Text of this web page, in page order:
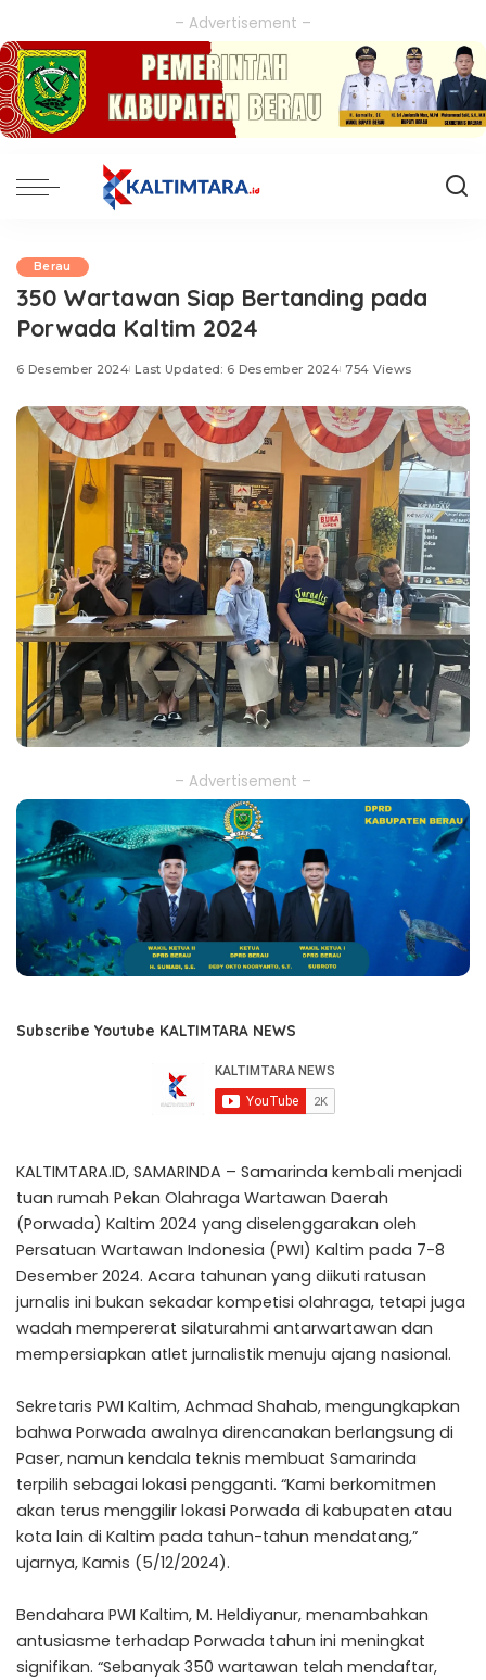
– Advertisement –
Berau
350 Wartawan Siap Bertanding pada
Porwada Kaltim 2024
6 Desember 2024 Last Updated: 6 Desember 2024 754 Views
– Advertisement –
Subscribe Youtube KALTIMTARA NEWS
KALTIMTARA.ID, SAMARINDA – Samarinda kembali menjadi
tuan rumah Pekan Olahraga Wartawan Daerah
(Porwada) Kaltim 2024 yang diselenggarakan oleh
Persatuan Wartawan Indonesia (PWI) Kaltim pada 7-8
Desember 2024. Acara tahunan yang diikuti ratusan
jurnalis ini bukan sekadar kompetisi olahraga, tetapi juga
wadah mempererat silaturahmi antarwartawan dan
mempersiapkan atlet jurnalistik menuju ajang nasional.
Sekretaris PWI Kaltim, Achmad Shahab, mengungkapkan
bahwa Porwada awalnya direncanakan berlangsung di
Paser, namun kendala teknis membuat Samarinda
terpilih sebagai lokasi pengganti. “Kami berkomitmen
akan terus menggilir lokasi Porwada di kabupaten atau
kota lain di Kaltim pada tahun-tahun mendatang,”
ujarnya, Kamis (5/12/2024).
Bendahara PWI Kaltim, M. Heldiyanur, menambahkan
antusiasme terhadap Porwada tahun ini meningkat
signifikan. “Sebanyak 350 wartawan telah mendaftar,